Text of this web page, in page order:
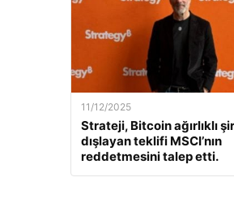
11/12/2025
Strateji, Bitcoin ağırlıklı
dışlayan teklifi MSCI’nın
reddetmesini talep etti.